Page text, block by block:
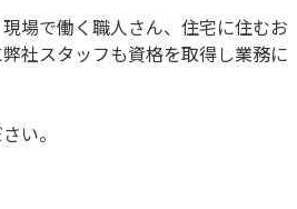
場で働く職人さん、住宅に住むお
社スタッフも資格を取得し業務に
い。